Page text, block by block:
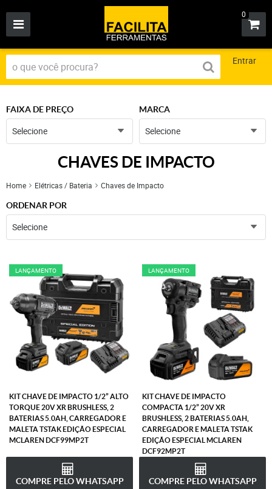
0
Entrar
FAIXA DE PREÇO
Selecione
MARCA
Selecione
CHAVES DE IMPACTO
Home Elétricas / Bateria Chaves de Impacto
ORDENAR POR
Selecione
LANÇAMENTO
KIT CHAVE DE IMPACTO 1/2” ALTO
TORQUE 20V XR BRUSHLESS, 2
BATERIAS 5.0AH, CARREGADOR E
MALETA TSTAK EDIÇÃO ESPECIAL
MCLAREN DCF99MP2T
COMPRE PELO WHATSAPP
LANÇAMENTO
KIT CHAVE DE IMPACTO
COMPACTA 1/2” 20V XR
BRUSHLESS, 2 BATERIAS 5.0AH,
CARREGADOR E MALETA TSTAK
EDIÇÃO ESPECIAL MCLAREN
DCF92MP2T
COMPRE PELO WHATSAPP